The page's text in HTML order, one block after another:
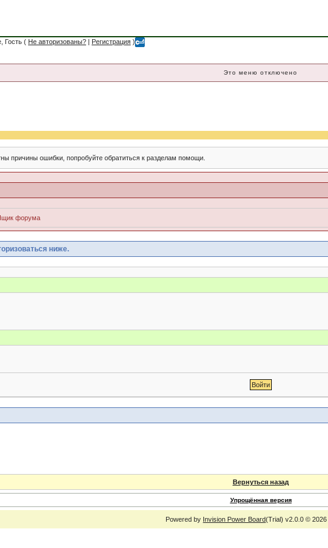
Гость ( Не авторизованы? | Регистрация )
Это меню отключено
причины ошибки, попробуйте обратиться к разделам помощи.
форума
ниже.
Вернуться назад
Упрощённая версия
Powered by Invision Power Board(Trial) v2.0.0 © 2026